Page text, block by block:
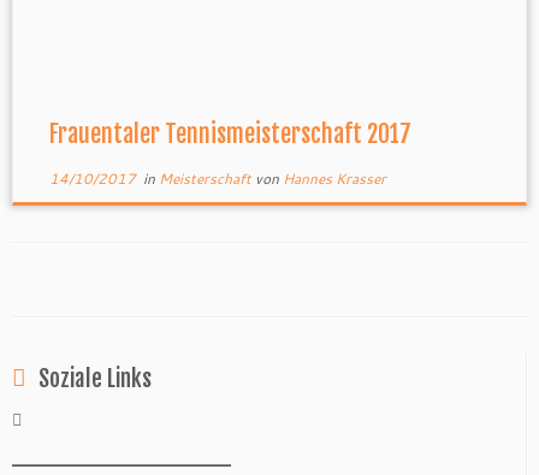
Frauentaler Tennismeisterschaft 2017
14/10/2017in Meisterschaft von Hannes Krasser
Soziale Links